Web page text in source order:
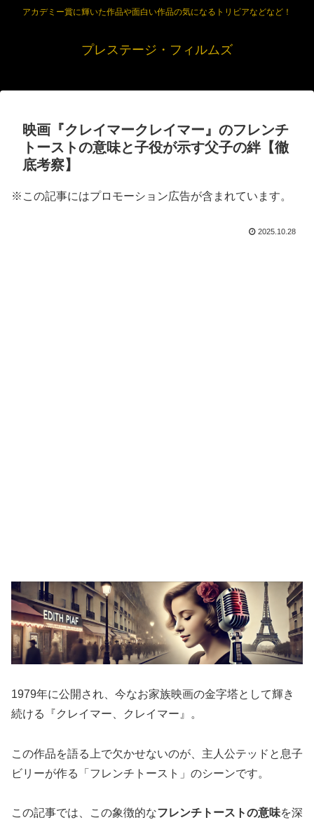
アカデミー賞に輝いた作品や面白い作品の気になるトリビアなどなど！
プレステージ・フィルムズ
映画『クレイマークレイマー』のフレンチ
トーストの意味と子役が示す父子の絆【徹
底考察】
※この記事にはプロモーション広告が含まれています。
2025.10.28
1979年に公開され、今なお家族映画の金字塔として輝き
続ける『クレイマー、クレイマー』。
この作品を語る上で欠かせないのが、主人公テッドと息子
ビリーが作る「フレンチトースト」のシーンです。
この記事では、この象徴的なフレンチトーストの意味を深